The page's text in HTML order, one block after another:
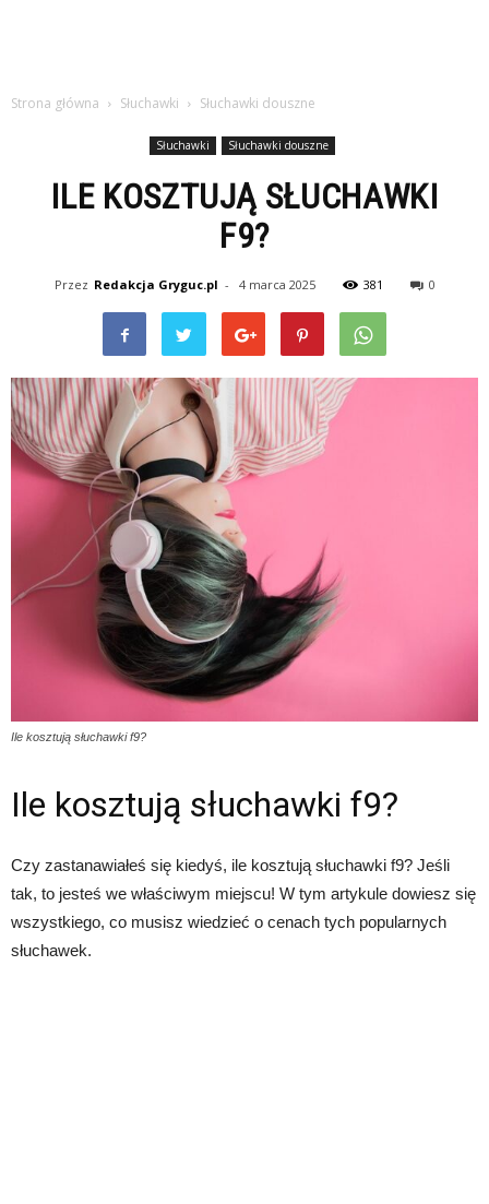
Strona główna Słuchawki Słuchawki douszne
Słuchawki Słuchawki douszne
ILE KOSZTUJĄ SŁUCHAWKI
F9?
Przez Redakcja Gryguc.pl - 4 marca 2025 381 0
Ile kosztują słuchawki f9?
Ile kosztują słuchawki f9?
Czy zastanawiałeś się kiedyś, ile kosztują słuchawki f9? Jeśli
tak, to jesteś we właściwym miejscu! W tym artykule dowiesz się
wszystkiego, co musisz wiedzieć o cenach tych popularnych
słuchawek.